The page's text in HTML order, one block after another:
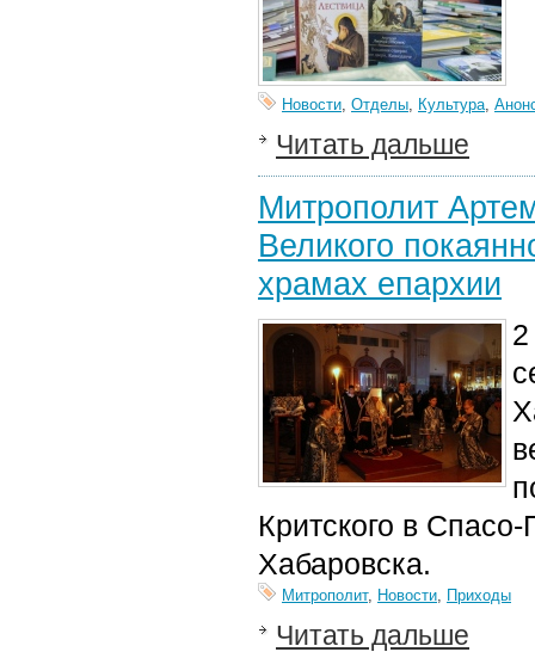
Новости, Отделы, Культура,
Читать дальше
Митрополит
Великого
храмах епархии
Критского в
Хабаровска.
Митрополит, Новости, Приходы
Читать дальше